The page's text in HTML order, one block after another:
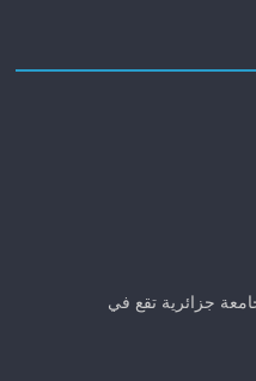
جزائرية تقع في